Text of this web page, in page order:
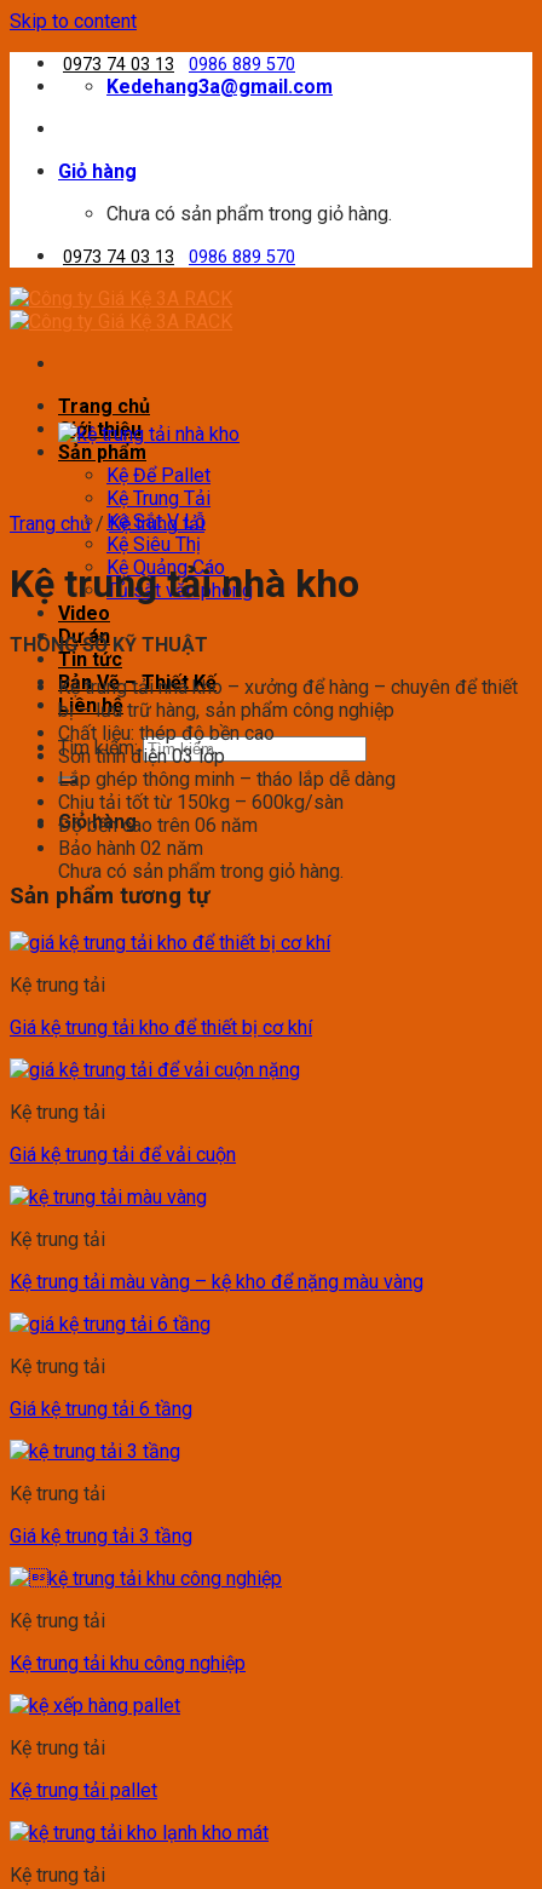
Skip to content
0973 74 03 13 0986 889 570
Kedehang3a@gmail.com
Giỏ hàng
Chưa có sản phẩm trong giỏ hàng.
0973 74 03 13 0986 889 570
Trang chủ
Giới thiệu
Sản phẩm
Kệ Để Pallet
Kệ Trung Tải
Kệ Sắt V Lỗ
Kệ Siêu Thị
Kệ Quảng Cáo
Tủ sắt văn phòng
Video
Dự án
Tin tức
Bản Vẽ – Thiết Kế
Liên hệ
Tìm kiếm:
Giỏ hàng
Chưa có sản phẩm trong giỏ hàng.
Trang chủ / Kệ trung tải
Kệ trung tải nhà kho
THÔNG SỐ KỸ THUẬT
Kệ trung tải nhà kho – xưởng để hàng – chuyên để thiết
bị – lưu trữ hàng, sản phẩm công nghiệp
Chất liệu: thép độ bền cao
Sơn tĩnh điện 03 lớp
Lắp ghép thông minh – tháo lắp dễ dàng
Chịu tải tốt từ 150kg – 600kg/sàn
Độ bền cao trên 06 năm
Bảo hành 02 năm
Sản phẩm tương tự
Kệ trung tải
Giá kệ trung tải kho để thiết bị cơ khí
Kệ trung tải
Giá kệ trung tải để vải cuộn
Kệ trung tải
Kệ trung tải màu vàng – kệ kho để nặng màu vàng
Kệ trung tải
Giá kệ trung tải 6 tầng
Kệ trung tải
Giá kệ trung tải 3 tầng
Kệ trung tải
Kệ trung tải khu công nghiệp
Kệ trung tải
Kệ trung tải pallet
Kệ trung tải